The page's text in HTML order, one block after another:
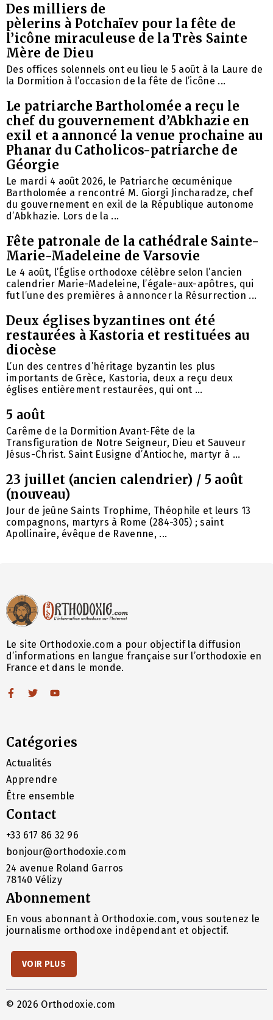
Des milliers de
pèlerins à Potchaïev pour la fête de
l’icône miraculeuse de la Très Sainte
Mère de Dieu
Des offices solennels ont eu lieu le 5 août à la Laure de
la Dormition à l’occasion de la fête de l’icône ...
Le patriarche Bartholomée a reçu le
chef du gouvernement d’Abkhazie en
exil et a annoncé la venue prochaine au
Phanar du Catholicos-patriarche de
Géorgie
Le mardi 4 août 2026, le Patriarche œcuménique
Bartholomée a rencontré M. Giorgi Jincharadze, chef
du gouvernement en exil de la République autonome
d’Abkhazie. Lors de la ...
Fête patronale de la cathédrale Sainte-
Marie-Madeleine de Varsovie
Le 4 août, l’Église orthodoxe célèbre selon l’ancien
calendrier Marie-Madeleine, l’égale-aux-apôtres, qui
fut l’une des premières à annoncer la Résurrection ...
Deux églises byzantines ont été
restaurées à Kastoria et restituées au
diocèse
L’un des centres d’héritage byzantin les plus
importants de Grèce, Kastoria, deux a reçu deux
églises entièrement restaurées, qui ont ...
5 août
Carême de la Dormition Avant-Fête de la
Transfiguration de Notre Seigneur, Dieu et Sauveur
Jésus-Christ. Saint Eusigne d’Antioche, martyr à ...
23 juillet (ancien calendrier) / 5 août
(nouveau)
Jour de jeûne Saints Trophime, Théophile et leurs 13
compagnons, martyrs à Rome (284-305) ; saint
Apollinaire, évêque de Ravenne, ...
Le site Orthodoxie.com a pour objectif la diffusion
d’informations en langue française sur l’orthodoxie en
France et dans le monde.
Catégories
Actualités
Apprendre
Être ensemble
Contact
+33 617 86 32 96
bonjour@orthodoxie.com
24 avenue Roland Garros
78140 Vélizy
Abonnement
En vous abonnant à Orthodoxie.com, vous soutenez le
journalisme orthodoxe indépendant et objectif.
VOIR PLUS
© 2026 Orthodoxie.com